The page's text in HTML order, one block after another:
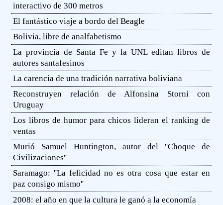
interactivo de 300 metros
El fantástico viaje a bordo del Beagle
Bolivia, libre de analfabetismo
La provincia de Santa Fe y la UNL editan libros de
autores santafesinos
La carencia de una tradición narrativa boliviana
Reconstruyen relación de Alfonsina Storni con
Uruguay
Los libros de humor para chicos lideran el ranking de
ventas
Murió Samuel Huntington, autor del ''Choque de
Civilizaciones''
Saramago: ''La felicidad no es otra cosa que estar en
paz consigo mismo''
2008: el año en que la cultura le ganó a la economía